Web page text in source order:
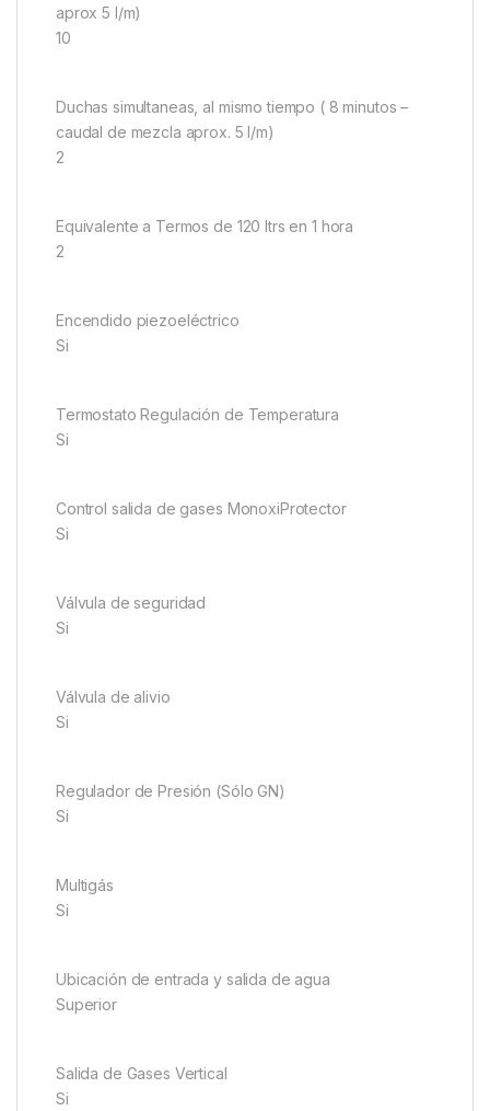
aprox 5 l/m)
10
Duchas simultaneas, al mismo tiempo ( 8 minutos –
caudal de mezcla aprox. 5 l/m)
2
Equivalente a Termos de 120 ltrs en 1 hora
2
Encendido piezoeléctrico
Si
Termostato Regulación de Temperatura
Si
Control salida de gases MonoxiProtector
Si
Válvula de seguridad
Si
Válvula de alivio
Si
Regulador de Presión (Sólo GN)
Si
Multigás
Si
Ubicación de entrada y salida de agua
Superior
Salida de Gases Vertical
Si